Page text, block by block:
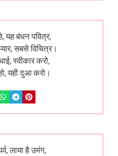
यह बंधन पवित्र,
सबसे विचित्र।
स्वीकार करो,
यही दुआ करो।
लाया है उमंग,